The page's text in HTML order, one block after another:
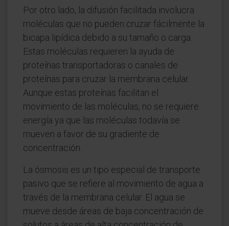
Por otro lado, la difusión facilitada involucra
moléculas que no pueden cruzar fácilmente la
bicapa lipídica debido a su tamaño o carga.
Estas moléculas requieren la ayuda de
proteínas transportadoras o canales de
proteínas para cruzar la membrana celular.
Aunque estas proteínas facilitan el
movimiento de las moléculas, no se requiere
energía ya que las moléculas todavía se
mueven a favor de su gradiente de
concentración.
La ósmosis es un tipo especial de transporte
pasivo que se refiere al movimiento de agua a
través de la membrana celular. El agua se
mueve desde áreas de baja concentración de